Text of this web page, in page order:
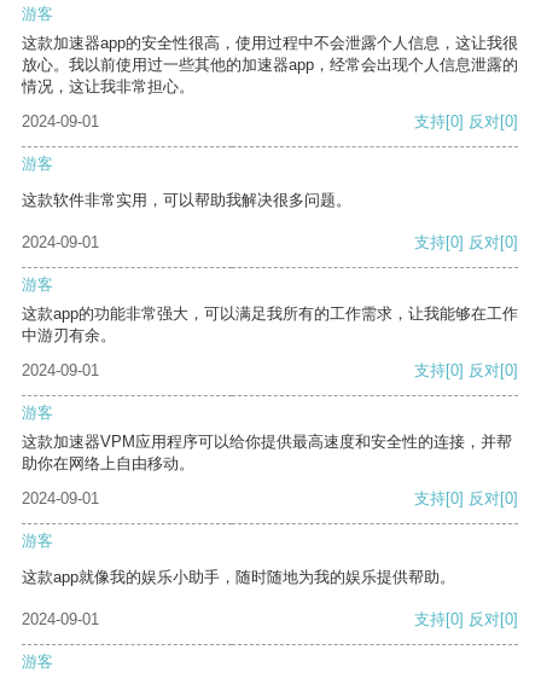
游客
这款加速器app的安全性很高，使用过程中不会泄露个人信息，这让我很
放心。我以前使用过一些其他的加速器app，经常会出现个人信息泄露的
情况，这让我非常担心。
2024-09-01
支持[0] 反对[0]
游客
这款软件非常实用，可以帮助我解决很多问题。
2024-09-01 支持[0] 反对[0]
游客
这款app的功能非常强大，可以满足我所有的工作需求，让我能够在工作
中游刃有余。
2024-09-01
支持[0] 反对[0]
游客
这款加速器VPM应用程序可以给你提供最高速度和安全性的连接，并帮
助你在网络上自由移动。
2024-09-01
支持[0] 反对[0]
游客
这款app就像我的娱乐小助手，随时随地为我的娱乐提供帮助。
2024-09-01 支持[0] 反对[0]
游客